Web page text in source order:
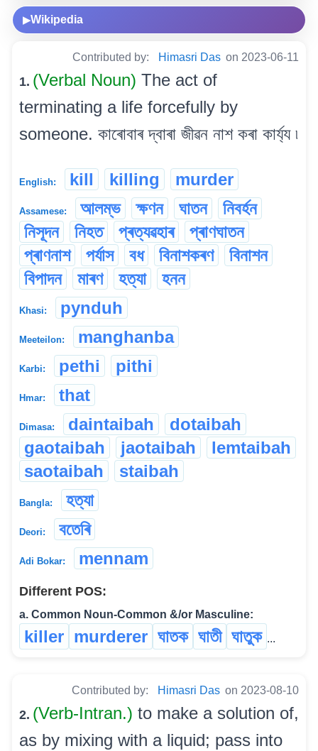
▶Wikipedia
Contributed by: Himasri Das on 2023-06-11
1. (Verbal Noun) The act of
terminating a life forcefully by
someone. কাৰোবাৰ দ্বাৰা জীৱন নাশ কৰা কাৰ্য্য ৷
English: kill killing murder
Assamese: আলম্ভ ক্ষণন ঘাতন
নিবৰ্হন
নিসূদন
নিহত প্ৰত্যৱহাৰ
প্ৰাণঘাতন
প্ৰাণনাশ
পৰ্যাস বধ বিনাশকৰণ
বিনাশন
বিপাদন
মাৰণ হত্যা হনন
Khasi: pynduh
Meeteilon: manghanba
Karbi: pethi pithi
Hmar: that
Dimasa: daintaibah
dotaibah
gaotaibah
jaotaibah
lemtaibah
saotaibah
staibah
Bangla: হত্যা
Deori: বতেৰি
Adi Bokar: mennam
Different POS:
a. Common Noun-Common &/or Masculine:
killer murderer ঘাতক ঘাতী ঘাতুক ...
Contributed by: Himasri Das on 2023-08-10
2. (Verb-Intran.) to make a solution of,
as by mixing with a liquid; pass into